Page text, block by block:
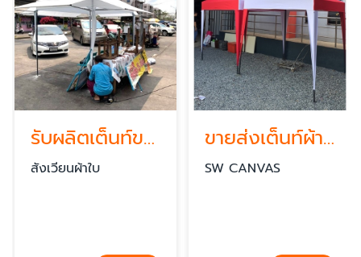
รับผลิตเต็นท์ขายของ พร้อมกันสาด
สังเวียนผ้าใบ
ขายส่งเต็นท์ผ้าใบทรงฟูจิกทม
SW CANVAS